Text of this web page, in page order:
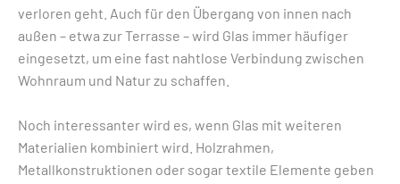
verloren geht. Auch für den Übergang von innen nach
außen – etwa zur Terrasse – wird Glas immer häufiger
eingesetzt, um eine fast nahtlose Verbindung zwischen
Wohnraum und Natur zu schaffen.
Noch interessanter wird es, wenn Glas mit weiteren
Materialien kombiniert wird. Holzrahmen,
Metallkonstruktionen oder sogar textile Elemente geben